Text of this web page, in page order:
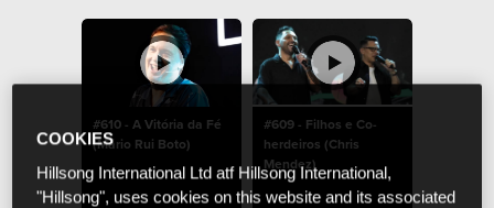
#610 - A Vitória da Fé
(Mário Rui Boto)
#609 - Filhos e Co-
herdeiros (Chris
Mendez)
COOKIES
Hillsong International Ltd atf Hillsong International,
"Hillsong", uses cookies on this website and its associated